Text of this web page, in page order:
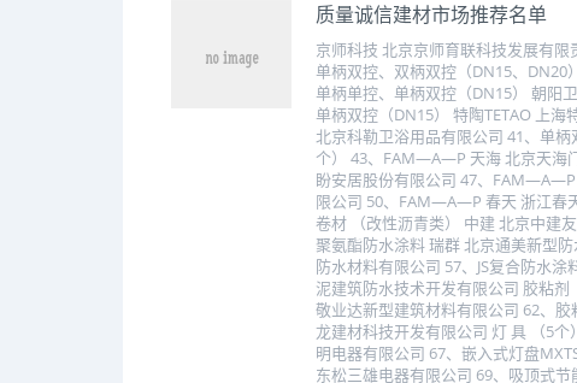
质量诚信建材市场推荐名单
京师科技 北京京师育联科技发展有限
单柄双控、双柄双控（DN15、DN20
单柄单控、单柄双控（DN15） 朝阳
单柄双控（DN15） 特陶TETAO 上
北京科勒卫浴用品有限公司 41、单
个） 43、FAM―A―P 天海 北京天海
盼安居股份有限公司 47、
限公司 50、FAM―A―P 春天 浙江春
卷材 （改性沥青类） 中建 北京中建
聚氨酯防水涂料 瑞群 北京通美新型
防水材料有限公司 57、JS复合防水
泥建筑防水技术开发有限公司 胶粘
敬业达新型建筑材料有限公司 62、
龙建材科技开发有限公司 灯 具 （5个
明电器有限公司 67、嵌入式灯盘
东松三雄电器有限公司 69、吸顶式